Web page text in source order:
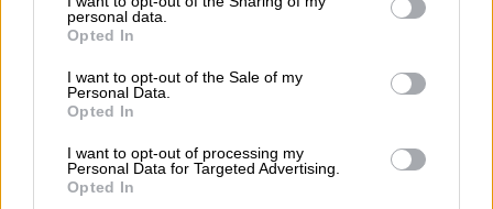
personal data.
Opted In
I want to opt-out of the Sale of my
Personal Data.
Opted In
I want to opt-out of processing my
Personal Data for Targeted Advertising.
Opted In
07/08/2026 , 12:09
Τραγωδία στις Σέρρες: Νεκροί μητέρα και
γιος σε σφοδρή μετωπική σύγκρουση με
φορτηγό
07/08/2026 , 12:05